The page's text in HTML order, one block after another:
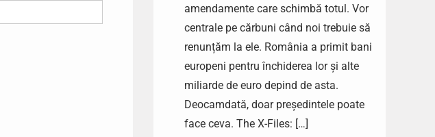
amendamente care schimbă totul. Vor
centrale pe cărbuni când noi trebuie să
renunțăm la ele. România a primit bani
europeni pentru închiderea lor și alte
miliarde de euro depind de asta.
Deocamdată, doar președintele poate
face ceva. The X-Files: […]